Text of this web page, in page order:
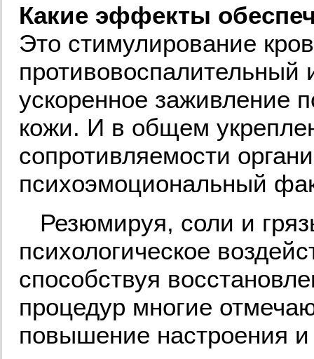
Какие эффекты
Это стимулирование
ускоренное заживление
кожи. И в общем
сопротивляемости
психоэмоциональный
Резюмируя, соли и
психологическое
способствуя
процедур многие
повышение настроения